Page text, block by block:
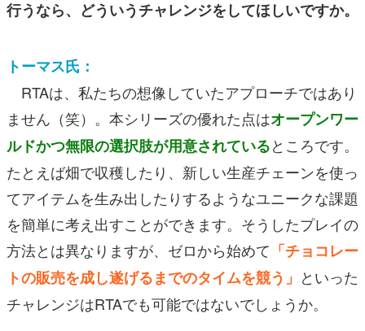
行うなら、どういうチャレンジをしてほしいですか。
トーマス氏：
RTAは、私たちの想像していたアプローチではあり
ません（笑）。本シリーズの優れた点はオープンワー
ルドかつ無限の選択肢が用意されているところです。
たとえば畑で収穫したり、新しい生産チェーンを使っ
てアイテムを生み出したりするようなユニークな課題
を簡単に考え出すことができます。そうしたプレイの
方法とは異なりますが、ゼロから始めて 「チョコレー
トの販売を成し遂げるまでのタイムを競う」 といった
チャレンジはRTAでも可能ではないでしょうか。